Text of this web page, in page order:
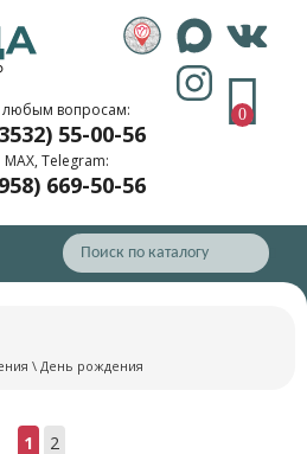
любым вопросам:
55-00-56
MAX, Telegram:
669-50-56
0
\ День рождения
1 2